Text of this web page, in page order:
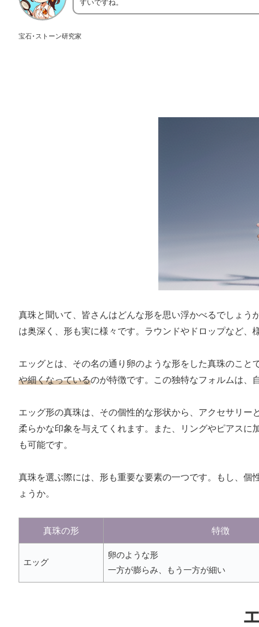
宝石･ストーン研究家
すいですね。
真珠と聞いて、皆さんはどんな形を思い浮かべるでしょ
は奥深く、形も実に様々です。ラウンドやドロップなど、
エッグとは、その名の通り卵のような形をした真珠のこと
や細くなっているのが特徴です。この独特なフォルムは、
エッグ形の真珠は、その個性的な形状から、アクセサリ
柔らかな印象を与えてくれます。また、リングやピアスに
も可能です。
真珠を選ぶ際には、形も重要な要素の一つです。もし、
ょうか。
真珠の形 特徴
エッグ
卵のような形
一方が膨らみ、もう一方が細い